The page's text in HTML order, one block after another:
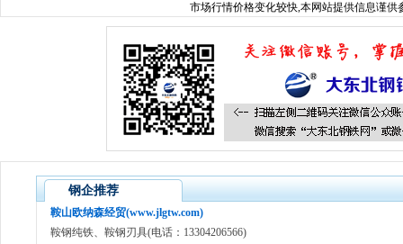
市场行情价格变化较快,本网站提供信息谨供
钢企推荐
鞍山欧纳森经贸(www.jlgtw.com)
鞍钢纯铁、鞍钢刃具(电话：13304206566)